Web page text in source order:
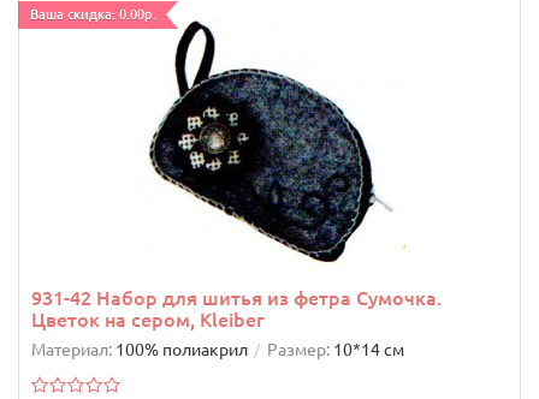
Ваша скидка: 0.00р.
931-42 Набор для шитья из фетра Сумочка.
Цветок на сером, Kleiber
Материал: 100% полиакрил Размер: 10*14 см